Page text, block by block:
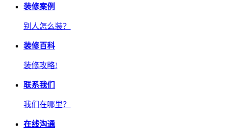
装修案例
别人怎么装？
装修百科
装修攻略!
联系我们
我们在哪里？
在线沟通